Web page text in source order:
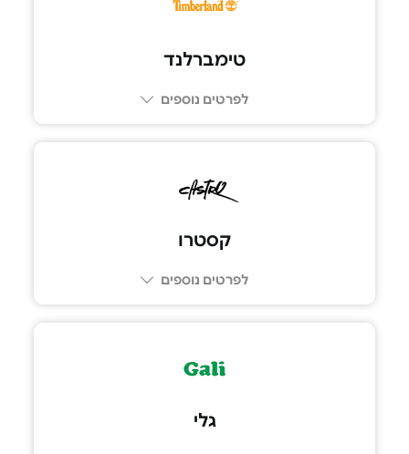
טימברלנד
לפרטים נוספים
קסטרו
לפרטים נוספים
גלי